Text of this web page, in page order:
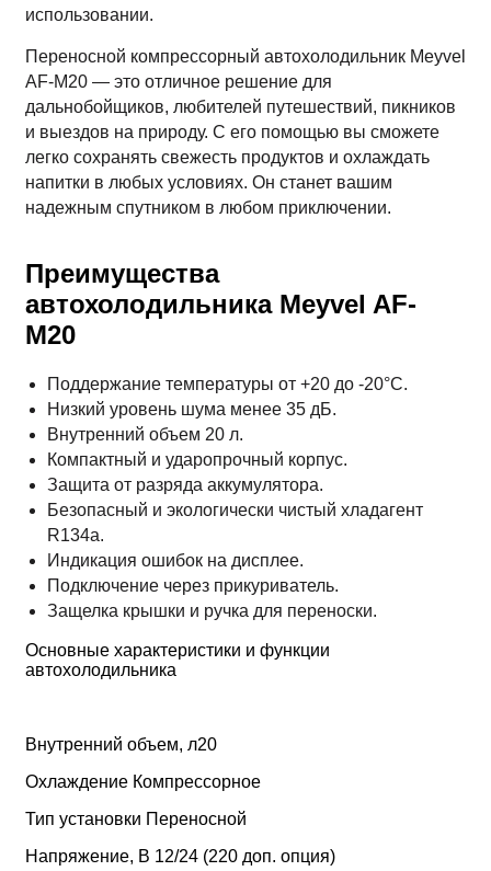
использовании.
Переносной компрессорный автохолодильник Meyvel
AF-M20 — это отличное решение для
дальнобойщиков, любителей путешествий, пикников
и выездов на природу. С его помощью вы сможете
легко сохранять свежесть продуктов и охлаждать
напитки в любых условиях. Он станет вашим
надежным спутником в любом приключении.
Преимущества
автохолодильника Meyvel AF-
M20
Поддержание температуры от +20 до -20°С.
Низкий уровень шума менее 35 дБ.
Внутренний объем 20 л.
Компактный и ударопрочный корпус.
Защита от разряда аккумулятора.
Безопасный и экологически чистый хладагент
R134a.
Индикация ошибок на дисплее.
Подключение через прикуриватель.
Защелка крышки и ручка для переноски.
Основные характеристики и функции
автохолодильника
Внутренний объем, л20
Охлаждение Компрессорное
Тип установки Переносной
Напряжение, В 12/24 (220 доп. опция)